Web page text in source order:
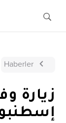
Haberler
زيارة